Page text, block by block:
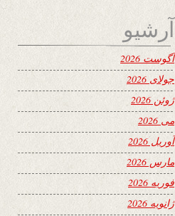
آرشیو
آگوست 2026
جولای 2026
ژوئن 2026
می 2026
آوریل 2026
مارس 2026
فوریه 2026
ژانویه 2026